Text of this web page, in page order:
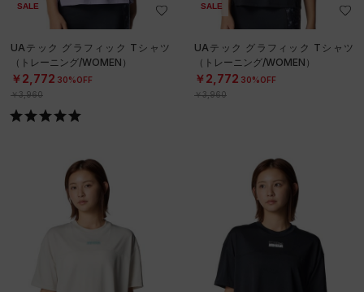
SALE
UAテック グラフィック Tシャツ
（トレーニング/WOMEN）
￥2,772 30%OFF
￥3,960
SALE
UAテック グラフィック Tシャツ
（トレーニング/WOMEN）
￥2,772 30%OFF
￥3,960